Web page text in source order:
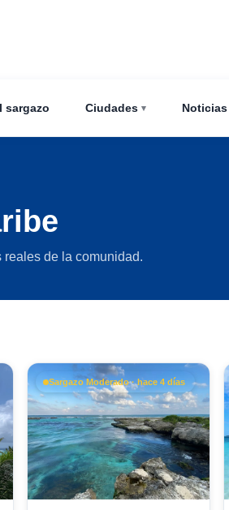
sargazo Ciudades Noticias
de la comunidad.
Sargazo Moderado · hace 4 días